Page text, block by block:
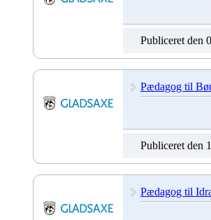
Publiceret den
Pædagog til
Publiceret den
Pædagog til